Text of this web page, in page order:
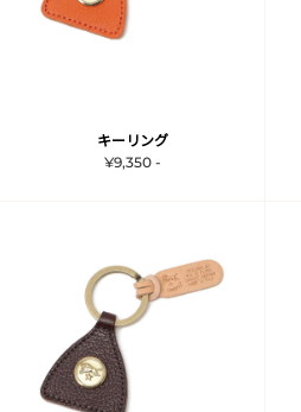
キーリング
¥9,350 -